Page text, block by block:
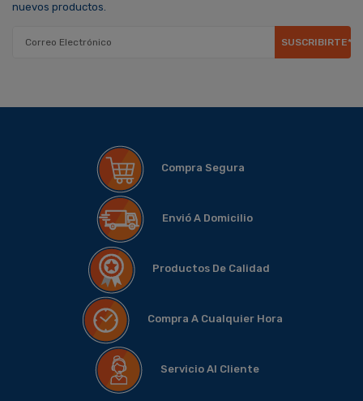
nuevos productos.
SUSCRIBIRTE*
Compra Segura
Envió A Domicilio
Productos De Calidad
Compra A Cualquier Hora
Servicio Al Cliente